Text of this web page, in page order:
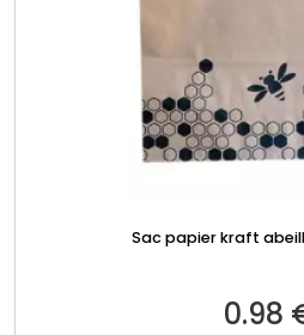
Sac papier kraft
0.98